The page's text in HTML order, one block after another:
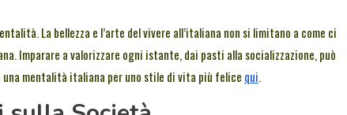
La bellezza e l’arte del vivere all’italiana non si limitano a come ci
Imparare a valorizzare ogni istante, dai pasti alla socializzazione, può
mentalità italiana per uno stile di vita più felice qui.